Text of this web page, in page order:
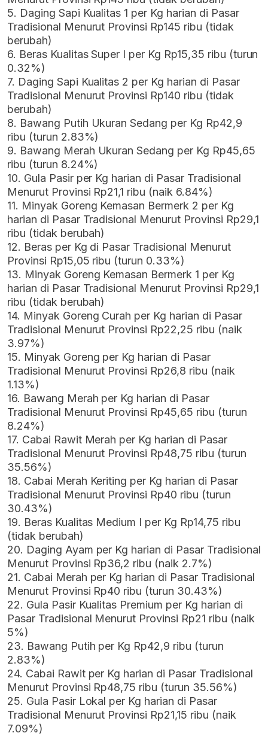
5. Daging Sapi Kualitas 1 per Kg harian di Pasar
Tradisional Menurut Provinsi Rp145 ribu (tidak
berubah)
6. Beras Kualitas Super I per Kg Rp15,35 ribu (turun
0.32%)
7. Daging Sapi Kualitas 2 per Kg harian di Pasar
Tradisional Menurut Provinsi Rp140 ribu (tidak
berubah)
8. Bawang Putih Ukuran Sedang per Kg Rp42,9
ribu (turun 2.83%)
9. Bawang Merah Ukuran Sedang per Kg Rp45,65
ribu (turun 8.24%)
10. Gula Pasir per Kg harian di Pasar Tradisional
Menurut Provinsi Rp21,1 ribu (naik 6.84%)
11. Minyak Goreng Kemasan Bermerk 2 per Kg
harian di Pasar Tradisional Menurut Provinsi Rp29,1
ribu (tidak berubah)
12. Beras per Kg di Pasar Tradisional Menurut
Provinsi Rp15,05 ribu (turun 0.33%)
13. Minyak Goreng Kemasan Bermerk 1 per Kg
harian di Pasar Tradisional Menurut Provinsi Rp29,1
ribu (tidak berubah)
14. Minyak Goreng Curah per Kg harian di Pasar
Tradisional Menurut Provinsi Rp22,25 ribu (naik
3.97%)
15. Minyak Goreng per Kg harian di Pasar
Tradisional Menurut Provinsi Rp26,8 ribu (naik
1.13%)
16. Bawang Merah per Kg harian di Pasar
Tradisional Menurut Provinsi Rp45,65 ribu (turun
8.24%)
17. Cabai Rawit Merah per Kg harian di Pasar
Tradisional Menurut Provinsi Rp48,75 ribu (turun
35.56%)
18. Cabai Merah Keriting per Kg harian di Pasar
Tradisional Menurut Provinsi Rp40 ribu (turun
30.43%)
19. Beras Kualitas Medium I per Kg Rp14,75 ribu
(tidak berubah)
20. Daging Ayam per Kg harian di Pasar Tradisional
Menurut Provinsi Rp36,2 ribu (naik 2.7%)
21. Cabai Merah per Kg harian di Pasar Tradisional
Menurut Provinsi Rp40 ribu (turun 30.43%)
22. Gula Pasir Kualitas Premium per Kg harian di
Pasar Tradisional Menurut Provinsi Rp21 ribu (naik
5%)
23. Bawang Putih per Kg Rp42,9 ribu (turun
2.83%)
24. Cabai Rawit per Kg harian di Pasar Tradisional
Menurut Provinsi Rp48,75 ribu (turun 35.56%)
25. Gula Pasir Lokal per Kg harian di Pasar
Tradisional Menurut Provinsi Rp21,15 ribu (naik
7.09%)